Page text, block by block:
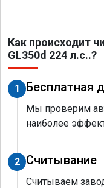
Как происходит
GL350d 224 л.с..?
1 Бесплатная
Мы проверим
наиболее
2 Считывание
Считываем